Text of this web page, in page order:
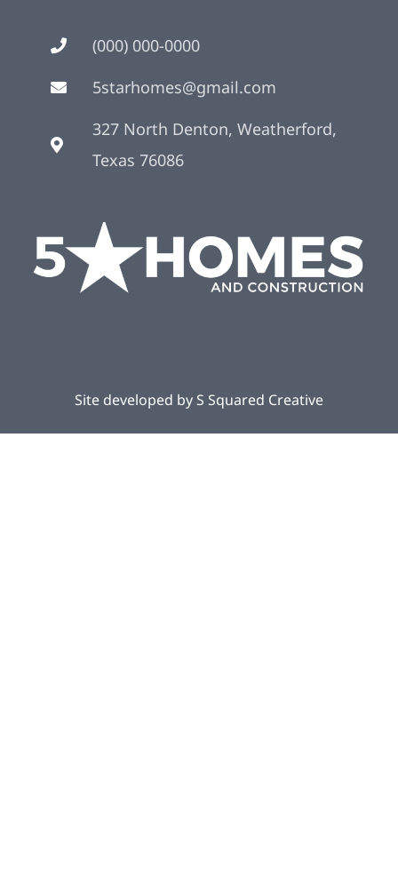
(000) 000-0000
5starhomes@gmail.com
327 North Denton, Weatherford,
Texas 76086
Site developed by S Squared Creative